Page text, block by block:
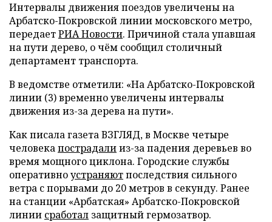
Интервалы движения поездов увеличены на
Арбатско-Покровской линии московского метро,
передаетРИА Новости. Причиной стала упавшая
на пути дерево, о чём сообщил столичный
департамент транспорта.
В ведомстве отметили: «На Арбатско-Покровской
линии (3) временно увеличены интервалы
движения из-за дерева на пути».
Как писала газета ВЗГЛЯД, в Москве четыре
человекапострадалииз-за падения деревьев во
время мощного циклона. Городские службы
оперативноустраняютпоследствия сильного
ветра с порывами до 20 метров в секунду. Ранее
на станции «Арбатская» Арбатско-Покровской
линии сработал защитный гермозатвор.